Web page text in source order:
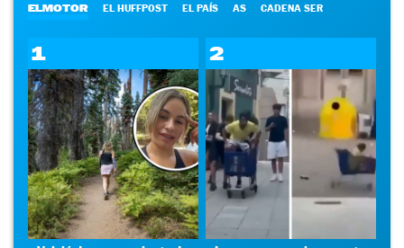
ELMOTOR EL HUFFPOST EL PAÍS AS CADENA SER
1 2